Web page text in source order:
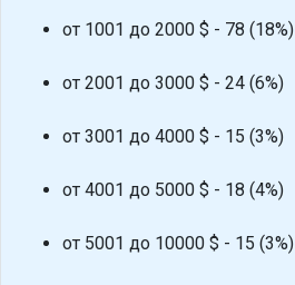
от 1001 до 2000 $ - 78 (18%)
от 2001 до 3000 $ - 24 (6%)
от 3001 до 4000 $ - 15 (3%)
от 4001 до 5000 $ - 18 (4%)
от 5001 до 10000 $ - 15 (3%)